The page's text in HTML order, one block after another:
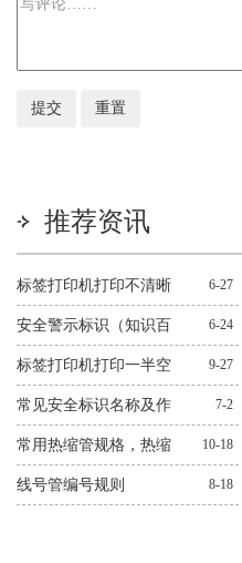
推荐资讯
标签打印机打印不清晰
怎么处理？十二种常见
问题解决方法
6-27
安全警示标识（知识百
科）
6-24
标签打印机打印一半空
白解决方法
9-27
常见安全标识名称及作
用图文
7-2
常用热缩管规格，热缩
管规格大全
10-18
线号管编号规则 8-18